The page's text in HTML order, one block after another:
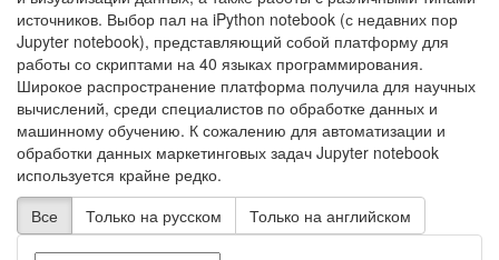
источников. Выбор пал на iPython notebook (с недавних пор
Jupyter notebook), представляющий собой платформу для
работы со скриптами на 40 языках программирования.
Широкое распространение платформа получила для научных
вычислений, среди специалистов по обработке данных и
машинному обучению. К сожалению для автоматизации и
обработки данных маркетинговых задач Jupyter notebook
используется крайне редко.
Все
Только на русском Только на английском